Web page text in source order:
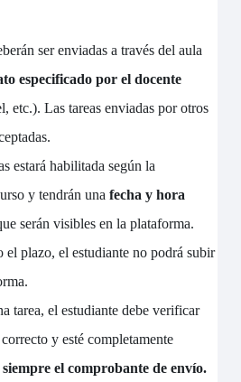
ser enviadas a través del aula
especificado por el docente
etc.). Las tareas enviadas por otros
estará habilitada según la
y tendrán unafecha y hora
serán visibles en la plataforma.
el plazo, el estudiante no podrá subir
tarea, el estudiante debe verificar
y esté completamente
el comprobante de envío.